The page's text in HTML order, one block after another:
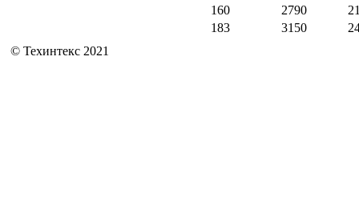
160
2790
183
3150
© Техинтекс 2021